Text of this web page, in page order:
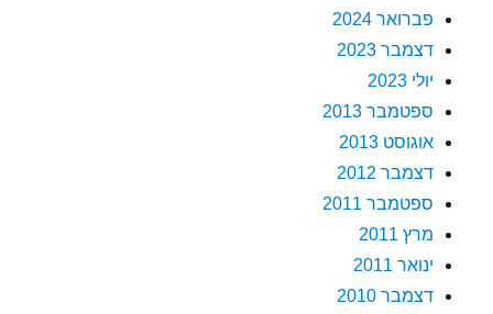
פברואר 2024
דצמבר 2023
יולי 2023
ספטמבר 2013
אוגוסט 2013
דצמבר 2012
ספטמבר 2011
מרץ 2011
ינואר 2011
דצמבר 2010